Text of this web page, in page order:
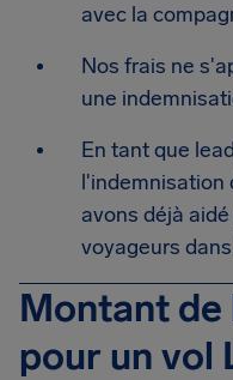
avec la
Nos frais ne
une
En tant que
l'indemnisation
avons déjà
voyageurs
Montant
pour un vol